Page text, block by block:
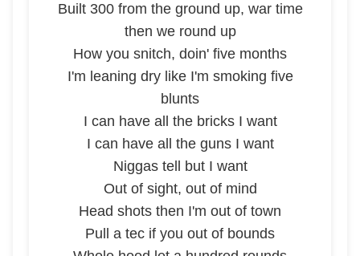
Built 300 from the ground up, war time
then we round up
How you snitch, doin' five months
I'm leaning dry like I'm smoking five
blunts
I can have all the bricks I want
I can have all the guns I want
Niggas tell but I want
Out of sight, out of mind
Head shots then I'm out of town
Pull a tec if you out of bounds